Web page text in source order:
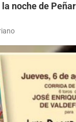
noche de